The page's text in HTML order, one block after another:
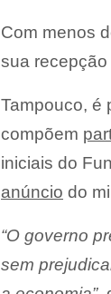
Com menos
sua
Tampouco, é
compõem
iniciais do
anúncio do
“O governo
sem